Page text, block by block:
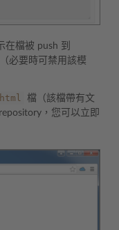
在檔被 push 到
必要時可禁用該模
檔（該檔帶有文
，您可以立即